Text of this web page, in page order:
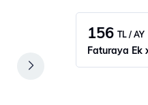
156 TL / AY
Faturaya Ek